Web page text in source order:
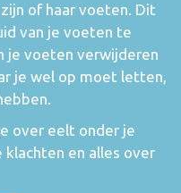
of haar voeten. Dit
van je voeten te
je voeten verwijderen
je wel op moet letten,
over eelt onder je
en alles over